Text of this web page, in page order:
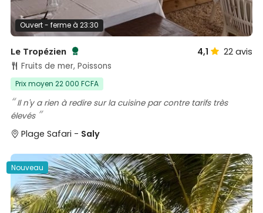
Ouvert - ferme à 23:30
Le Tropézien
Testé et approuvé par SénéGuide
4,1 22 avis
Fruits de mer, Poissons
Prix moyen 22 000 FCFA
Il n'y a rien à redire sur la cuisine par contre tarifs très
élevés
Plage Safari - Saly
Nouveau